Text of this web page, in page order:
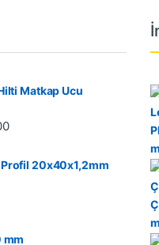
Matkap Ucu
Fiyat aralığı: ₺100,00 -
20x40x1,2mm
mm